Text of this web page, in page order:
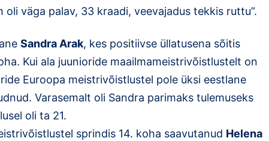
väga palav, 33 kraadi, veevajadus tekkis ruttu”.
Sandra Arak, kes positiivse üllatusena sõitis
Kui ala juunioride maailmameistrivõistlustelt on
Euroopa meistrivõistlustel pole üksi eestlane
Varasemalt oli Sandra parimaks tulemuseks
oli ta 21.
sprindis 14. koha saavutanud Helena